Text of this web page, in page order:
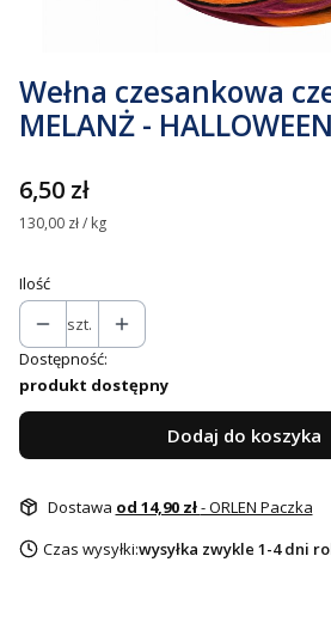
Wełna czesankowa
MELANŻ -
Cena
6,50 zł
130,00 zł / kg
Ilość
szt.
Dostępność:
produkt dostępny
Dodaj do koszyka
Dostawa od 14,90 zł- ORLEN Paczka
Czas wysyłki:wysyłka zwykle 1-4 dni